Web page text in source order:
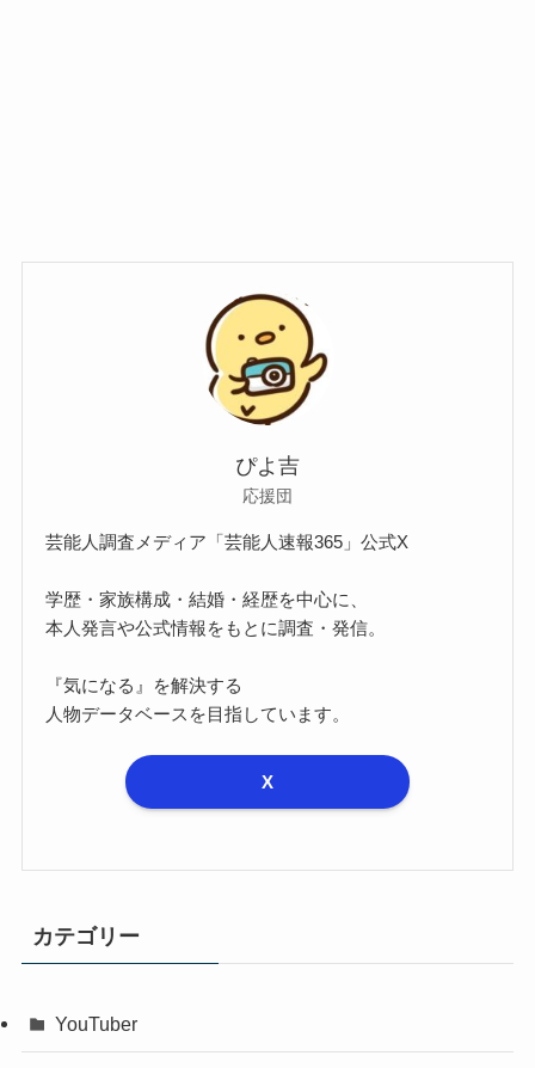
ぴよ吉
応援団
芸能人調査メディア「芸能人速報365」公式X
学歴・家族構成・結婚・経歴を中心に、
本人発言や公式情報をもとに調査・発信。
『気になる』を解決する
人物データベースを目指しています。
X
カテゴリー
YouTuber